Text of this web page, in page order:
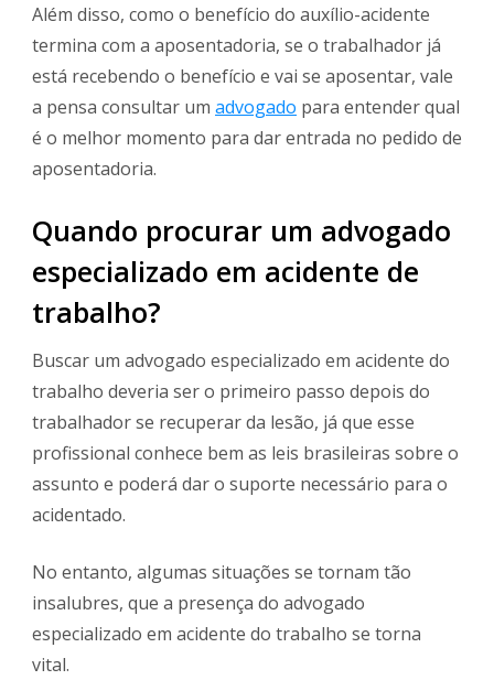
Além disso, como o benefício do auxílio-acidente
termina com a aposentadoria, se o trabalhador já
está recebendo o benefício e vai se aposentar, vale
a pensa consultar um advogado para entender qual
é o melhor momento para dar entrada no pedido de
aposentadoria.
Quando procurar um advogado
especializado em acidente de
trabalho?
Buscar um advogado especializado em acidente do
trabalho deveria ser o primeiro passo depois do
trabalhador se recuperar da lesão, já que esse
profissional conhece bem as leis brasileiras sobre o
assunto e poderá dar o suporte necessário para o
acidentado.
No entanto, algumas situações se tornam tão
insalubres, que a presença do advogado
especializado em acidente do trabalho se torna
vital.